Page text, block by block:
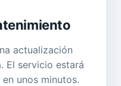
actualización
El servicio estará
unos minutos.